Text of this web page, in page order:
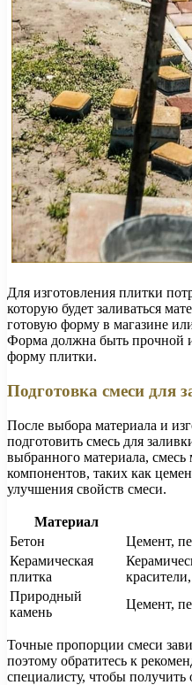
Для изготовления плитки
которую будет заливаться
готовую форму в магазине
Форма должна быть прочной
форму плитки.
Подготовка смеси для
После выбора материала и
подготовить смесь для
выбранного материала, смесь
компонентов, таких как
улучшения свойств смеси.
Материал
Бетон
Цемент,
Керамическая
плитка
Природный
камень
Цемент,
Точные пропорции смеси
поэтому обратитесь к
специалисту, чтобы получить